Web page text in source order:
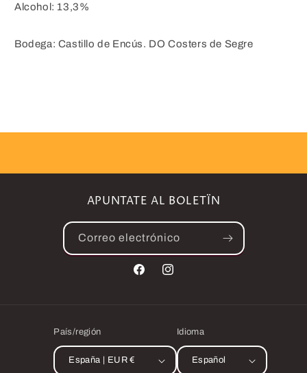
Alcohol: 13,3%
Bodega: Castillo de Encús. DO Costers de Segre
APUNTATE AL BOLETÏN
Correo electrónico
FacebookInstagram
País/región
España | EUR €
Idioma
Español